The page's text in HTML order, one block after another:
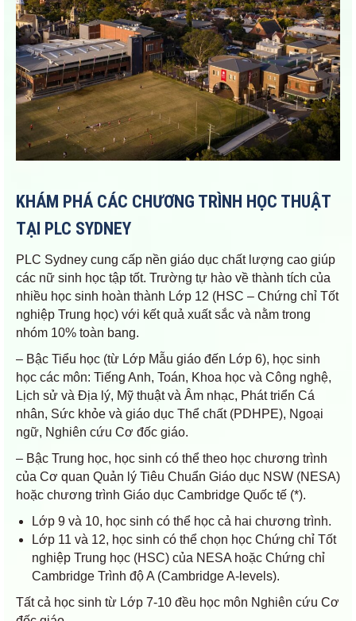
KHÁM PHÁ CÁC CHƯƠNG TRÌNH HỌC THUẬT
TẠI PLC SYDNEY
PLC Sydney cung cấp nền giáo dục chất lượng cao giúp
các nữ sinh học tập tốt. Trường tự hào về thành tích của
nhiều học sinh hoàn thành Lớp 12 (HSC – Chứng chỉ Tốt
nghiệp Trung học) với kết quả xuất sắc và nằm trong
nhóm 10% toàn bang.
– Bậc Tiểu học (từ Lớp Mẫu giáo đến Lớp 6), học sinh
học các môn: Tiếng Anh, Toán, Khoa học và Công nghệ,
Lịch sử và Địa lý, Mỹ thuật và Âm nhạc, Phát triển Cá
nhân, Sức khỏe và giáo dục Thể chất (PDHPE), Ngoại
ngữ, Nghiên cứu Cơ đốc giáo.
– Bậc Trung học, học sinh có thể theo học chương trình
của Cơ quan Quản lý Tiêu Chuẩn Giáo dục NSW (NESA)
hoặc chương trình Giáo dục Cambridge Quốc tế (*).
Lớp 9 và 10, học sinh có thể học cả hai chương trình.
Lớp 11 và 12, học sinh có thể chọn học Chứng chỉ Tốt
nghiệp Trung học (HSC) của NESA hoặc Chứng chỉ
Cambridge Trình độ A (Cambridge A-levels).
Tất cả học sinh từ Lớp 7-10 đều học môn Nghiên cứu Cơ